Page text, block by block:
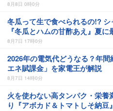
8月8日 0時0分
冬瓜って生で食べられるの!? シ
『冬瓜とハムの甘酢あえ』夏に
8月7日 17時0分
2026年の電気代どうなる？年
エネ賦課金」を家電王が解説
8月7日 14時0分
火を使わない高タンパク・栄養
り『アボカド＆トマトしそ納豆』